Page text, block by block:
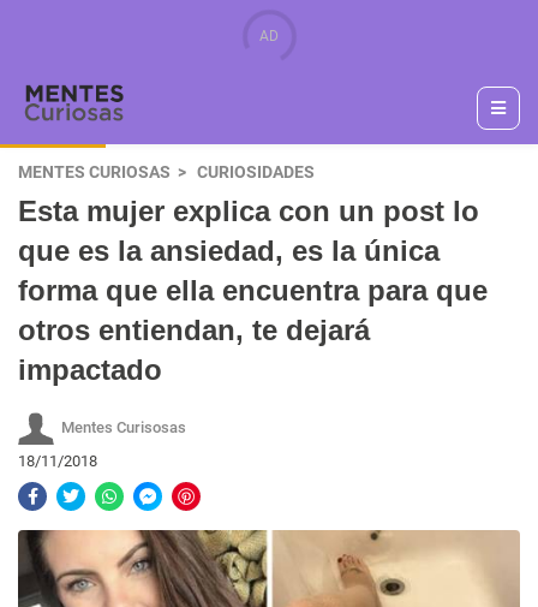
MENTES CURIOSAS CURIOSIDADES
Esta mujer explica con un post lo
que es la ansiedad, es la única
forma que ella encuentra para que
otros entiendan, te dejará
impactado
Mentes Curisosas
18/11/2018